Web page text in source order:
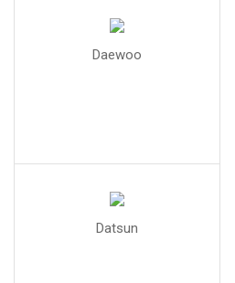
Daewoo
Datsun